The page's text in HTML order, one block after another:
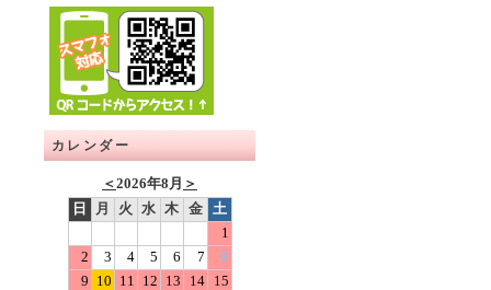
カレンダー
＜2026年8月 ＞
日
月 火 水 木 金
土
1
2
3 4 5 6 7
8
9
10 11 12 13 14
15